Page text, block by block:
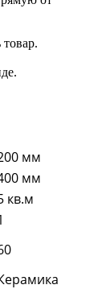
мм
мм
кв.м